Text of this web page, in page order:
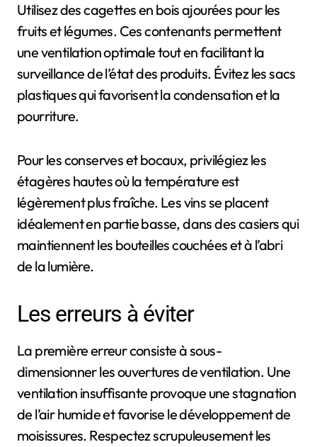
Utilisez des cagettes en bois ajourées pour les
fruits et légumes. Ces contenants permettent
une ventilation optimale tout en facilitant la
surveillance de l’état des produits. Évitez les sacs
plastiques qui favorisent la condensation et la
pourriture.
Pour les conserves et bocaux, privilégiez les
étagères hautes où la température est
légèrement plus fraîche. Les vins se placent
idéalement en partie basse, dans des casiers qui
maintiennent les bouteilles couchées et à l’abri
de la lumière.
Les erreurs à éviter
La première erreur consiste à sous-
dimensionner les ouvertures de ventilation. Une
ventilation insuffisante provoque une stagnation
de l’air humide et favorise le développement de
moisissures. Respectez scrupuleusement les